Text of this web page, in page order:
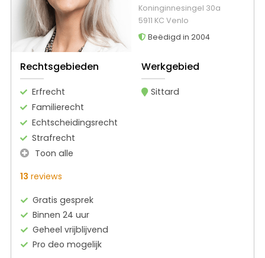
Koninginnesingel 30a
5911 KC Venlo
Beëdigd in 2004
Rechtsgebieden
Erfrecht
Familierecht
Echtscheidingsrecht
Strafrecht
Toon alle
Werkgebied
Sittard
13 reviews
Gratis gesprek
Binnen 24 uur
Geheel vrijblijvend
Pro deo mogelijk